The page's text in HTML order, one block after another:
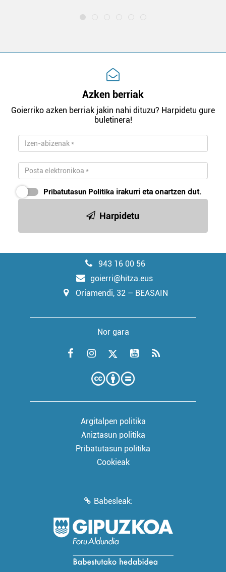
Azken berriak
Goierriko azken berriak jakin nahi dituzu? Harpidetu gure
buletinera!
Pribatutasun Politika irakurri eta onartzen dut.
Harpidetu
943 16 00 56
goierri@hitza.eus
Oriamendi, 32 – BEASAIN
Nor gara
Argitalpen politika
Aniztasun politika
Pribatutasun politika
Cookieak
Babesleak: